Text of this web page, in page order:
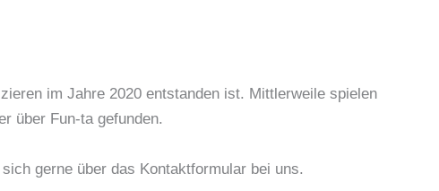
im Jahre 2020 entstanden ist. Mittlerweile spielen
über Fun-ta gefunden.
gerne über das Kontaktformular bei uns.